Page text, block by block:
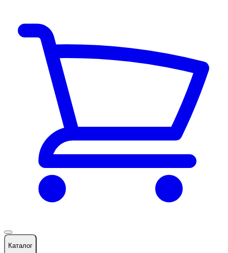
Каталог